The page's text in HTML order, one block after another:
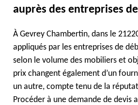
auprès des entreprises
À Gevrey Chambertin, dans le
appliqués par les entreprises de
selon le volume des mobiliers et
prix changent également d’un
un autre, compte tenu de la
Procéder à une demande de devis